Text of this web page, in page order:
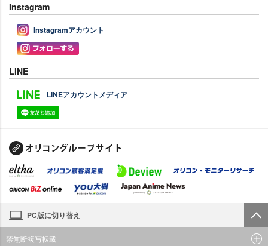
Instagram
Instagramアカウント
LINE
LINEアカウントメディア
PC版に切り替え
禁無断複写転載